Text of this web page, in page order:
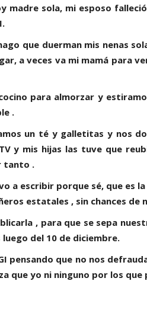
madre sola, mi esposo
que duerman mis nenas
a veces va mi mamá para
para almorzar y
.
un té y galletitas y nos
y mis hijas las tuve que
tanto .
a escribir porque sé, que es
estatales , sin chances de
, para que se sepa
del 10 de diciembre.
pensando que no nos
que yo ni ninguno por los